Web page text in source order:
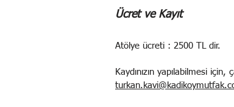
Ücret ve Kayıt
Atölye ücreti : 2500 TL dir.
Kaydınızın yapılabilmesi